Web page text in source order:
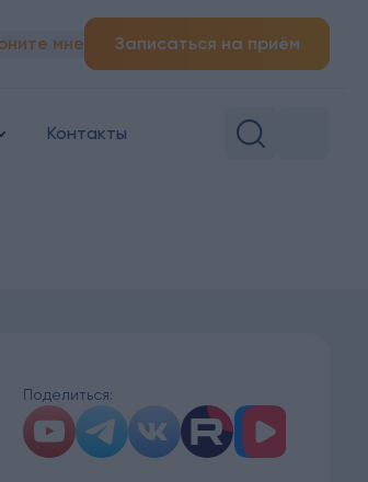
мне Записаться на приём
Контакты
Поделиться: